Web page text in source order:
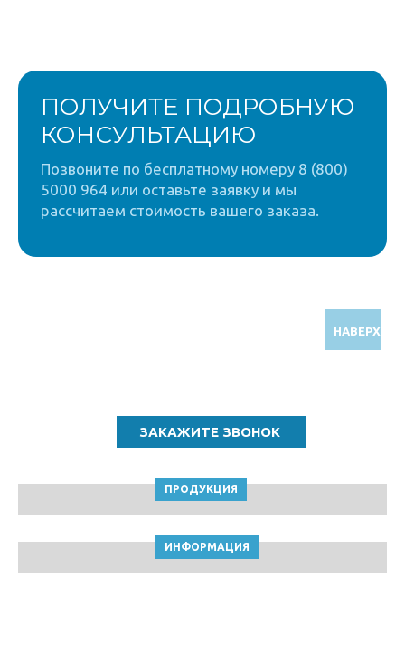
ПОЛУЧИТЕ ПОДРОБНУЮ
КОНСУЛЬТАЦИЮ
Позвоните по бесплатному номеру 8 (800)
5000 964 или оставьте заявку и мы
рассчитаем стоимость вашего заказа.
НАВЕРХ
ПРОДУКЦИЯ
ИНФОРМАЦИЯ